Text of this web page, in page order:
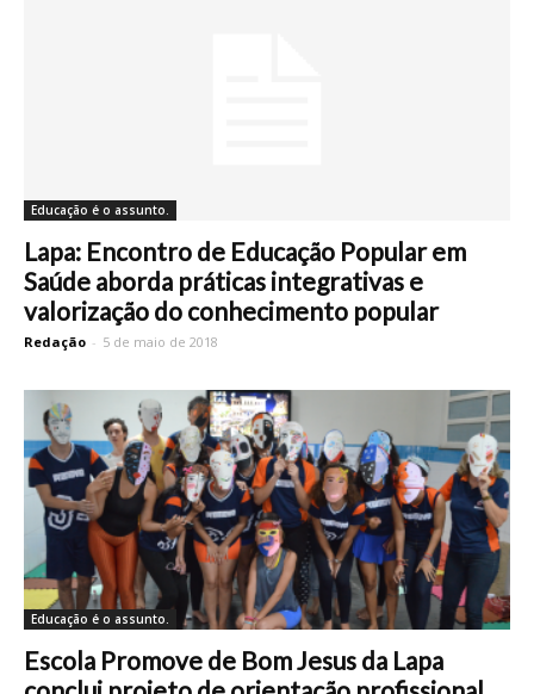
Educação é o assunto.
Lapa: Encontro de Educação Popular em
Saúde aborda práticas integrativas e
valorização do conhecimento popular
Redação - 5 de maio de 2018
Educação é o assunto.
Escola Promove de Bom Jesus da Lapa